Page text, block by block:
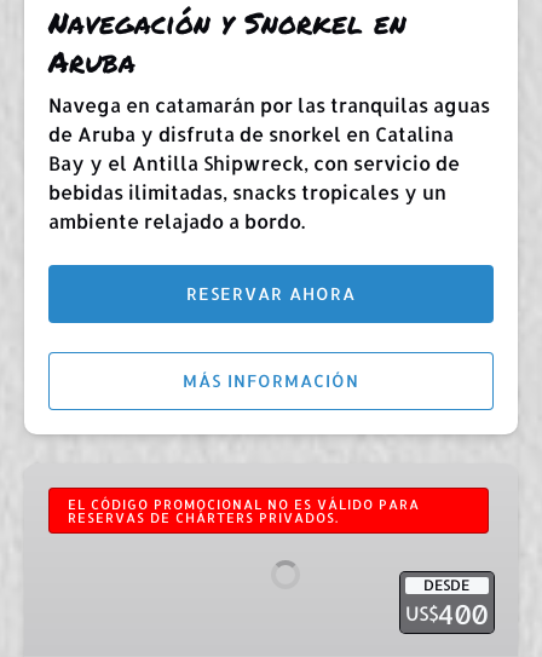
Navegación y Snorkel en
Aruba
Navega en catamarán por las tranquilas aguas
de Aruba y disfruta de snorkel en Catalina
Bay y el Antilla Shipwreck, con servicio de
bebidas ilimitadas, snacks tropicales y un
ambiente relajado a bordo.
RESERVAR AHORA
MÁS INFORMACIÓN
privadoEL CÓDIGO PROMOCIONAL NO ES VÁLIDO PARA
RESERVAS DE CHÁRTERS PRIVADOS.
DESDE
US$400